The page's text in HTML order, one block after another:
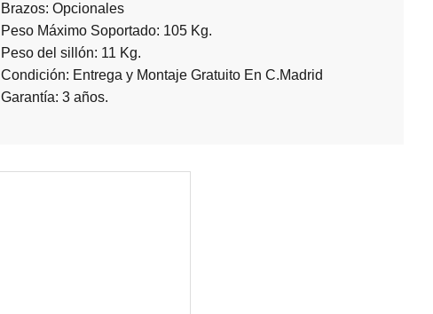
Brazos: Opcionales
Peso Máximo Soportado: 105 Kg.
Peso del sillón: 11 Kg.
Condición: Entrega y Montaje Gratuito En C.Madrid
Garantía: 3 años.